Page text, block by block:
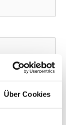
Über Cookies